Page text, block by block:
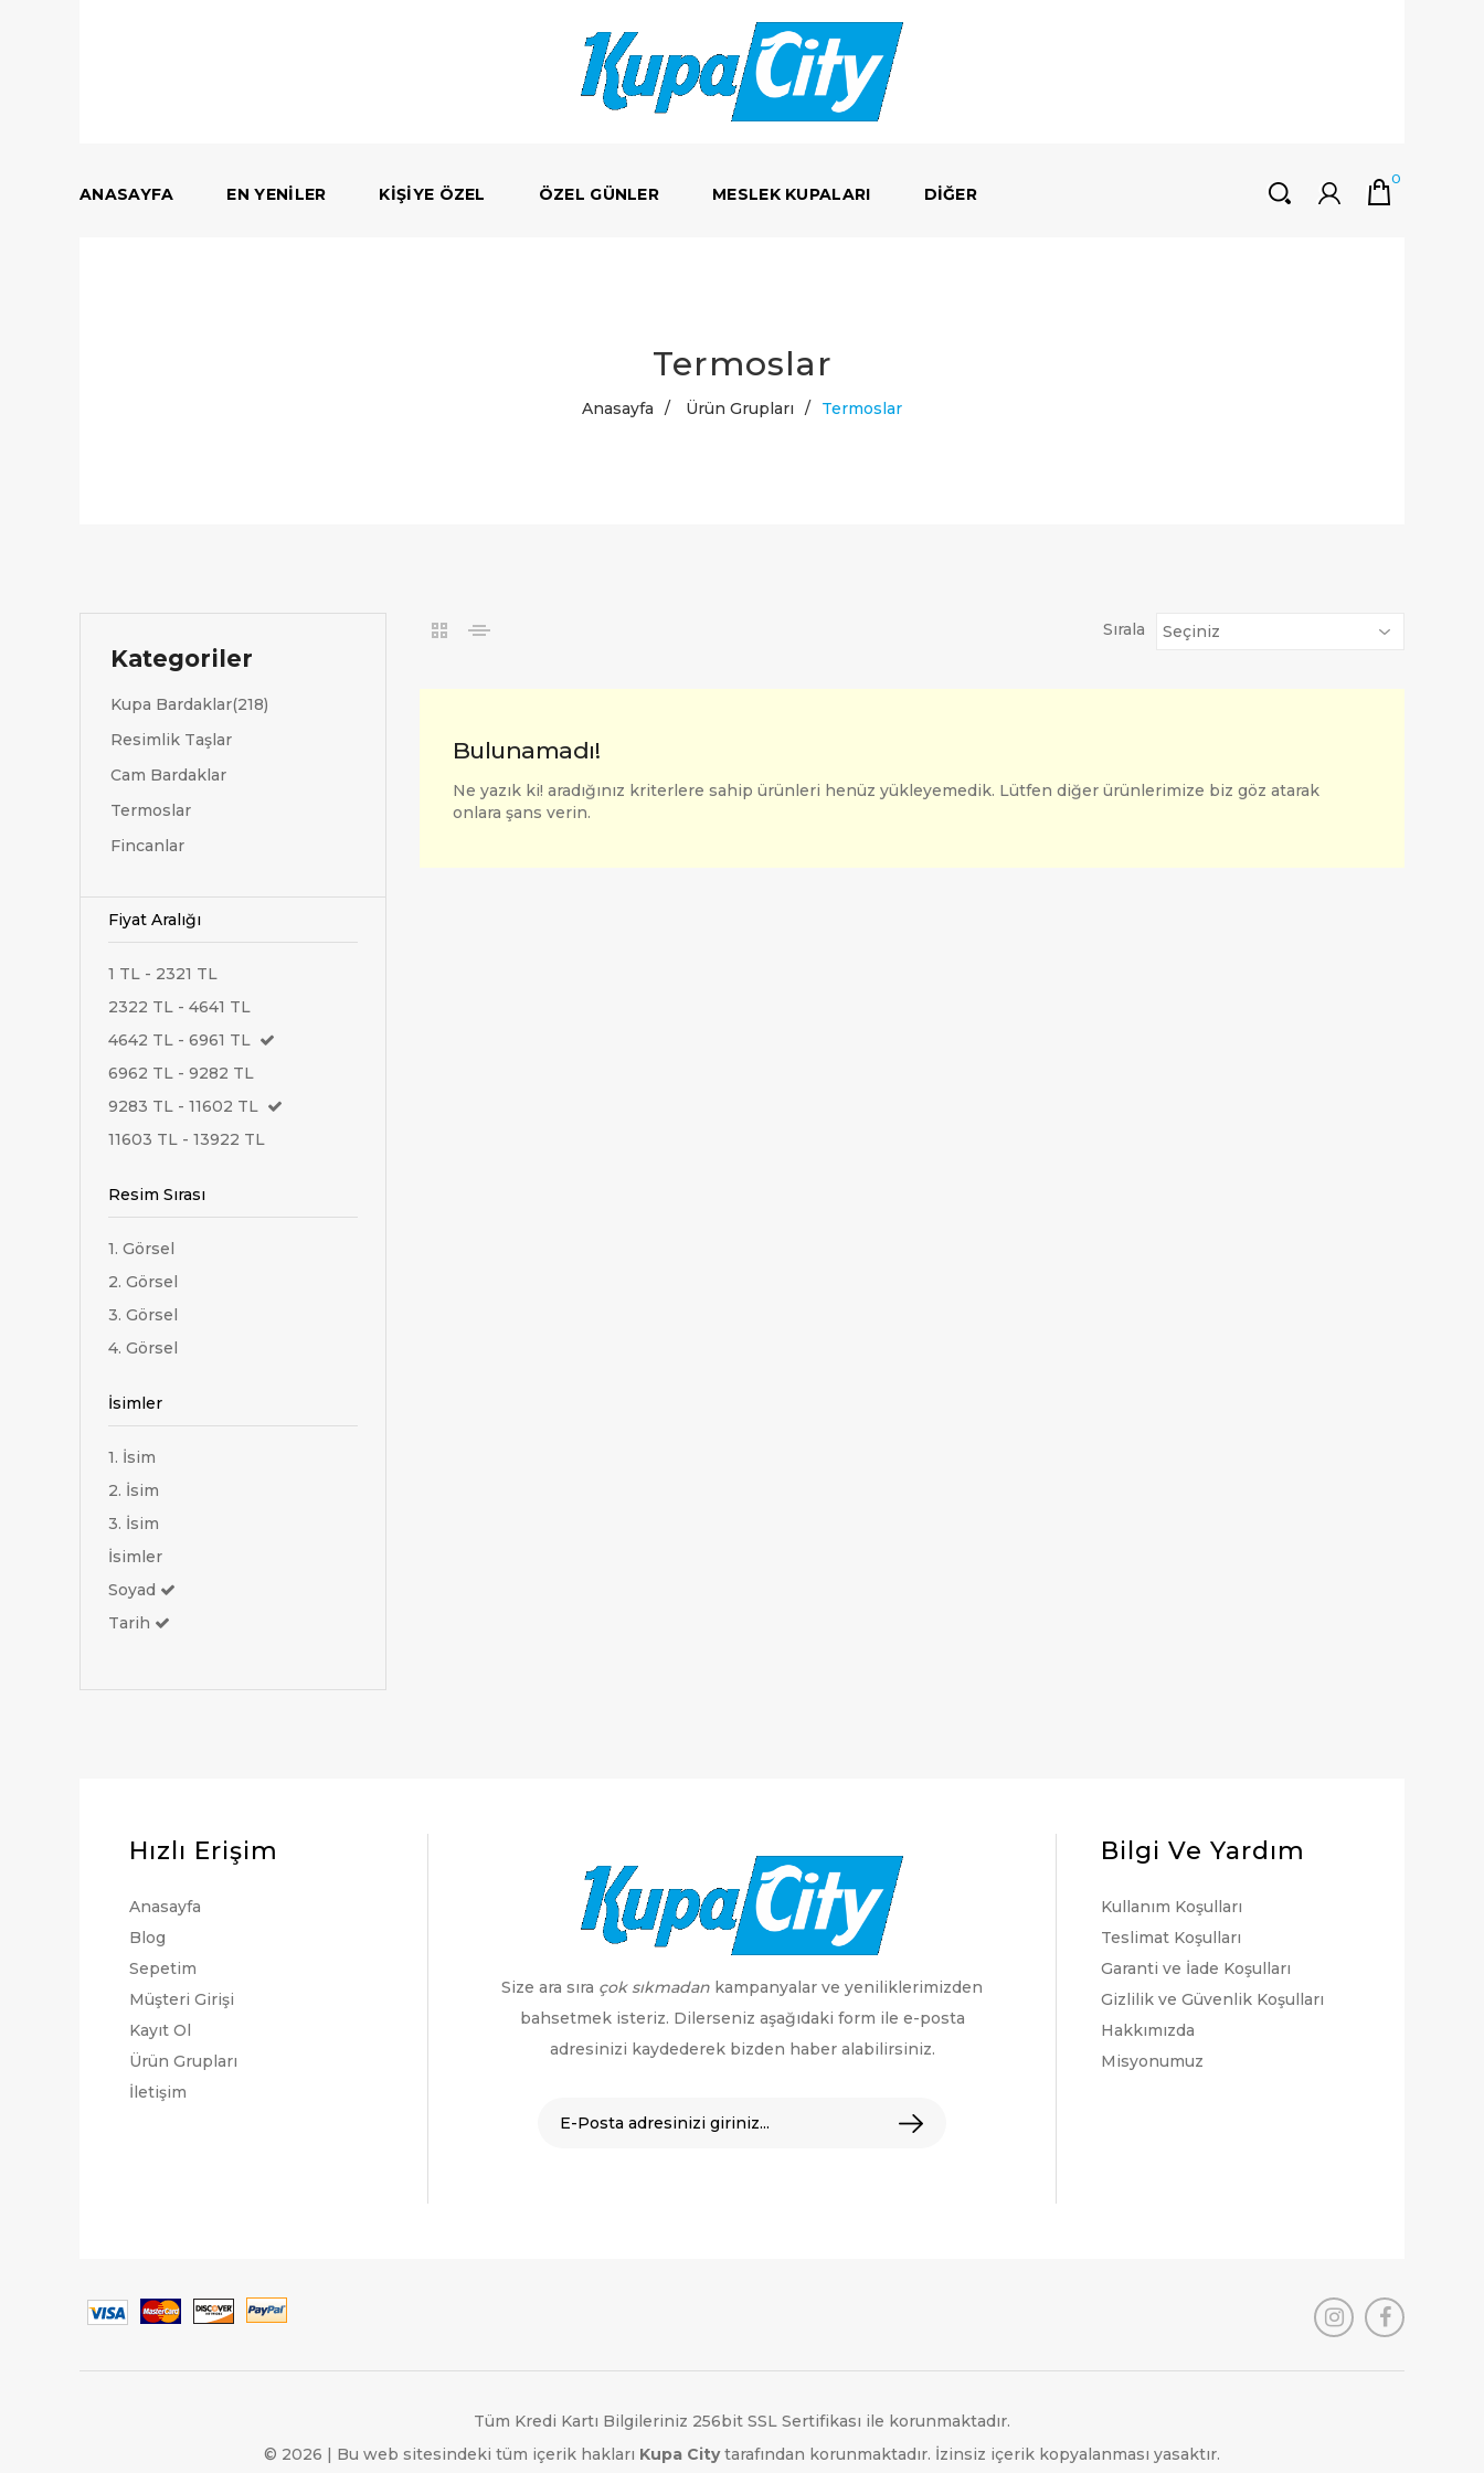
0
ANASAYFA EN YENILER KIŞIYE ÖZEL ÖZEL GÜNLER MESLEK KUPALARI DIĞER
Termoslar
Anasayfa / Ürün Grupları / Termoslar
Kategoriler
Kupa Bardaklar(218)
Resimlik Taşlar
Cam Bardaklar
Termoslar
Fincanlar
Fiyat Aralığı
1 TL - 2321 TL
2322 TL - 4641 TL
4642 TL - 6961 TL
6962 TL - 9282 TL
9283 TL - 11602 TL
11603 TL - 13922 TL
Resim Sırası
1. Görsel
2. Görsel
3. Görsel
4. Görsel
İsimler
1. İsim
2. İsim
3. İsim
İsimler
Soyad
Tarih
Sırala
Bulunamadı!
Ne yazık ki! aradığınız kriterlere sahip ürünleri henüz yükleyemedik. Lütfen diğer ürünlerimize biz göz atarak
onlara şans verin.
Hızlı Erişim
Anasayfa
Blog
Sepetim
Müşteri Girişi
Kayıt Ol
Ürün Grupları
İletişim
Size ara sıra çok sıkmadan kampanyalar ve yeniliklerimizden
bahsetmek isteriz. Dilerseniz aşağıdaki form ile e-posta
adresinizi kaydederek bizden haber alabilirsiniz.
Bilgi Ve Yardım
Kullanım Koşulları
Teslimat Koşulları
Garanti ve İade Koşulları
Gizlilik ve Güvenlik Koşulları
Hakkımızda
Misyonumuz
Tüm Kredi Kartı Bilgileriniz 256bit SSL Sertifikası ile korunmaktadır.
© 2026 | Bu web sitesindeki tüm içerik hakları Kupa Citytarafından korunmaktadır. İzinsiz içerik kopyalanması yasaktır.